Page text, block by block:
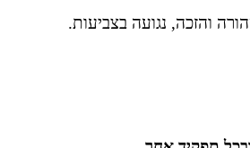
והזכה, נגועה בצביעות.